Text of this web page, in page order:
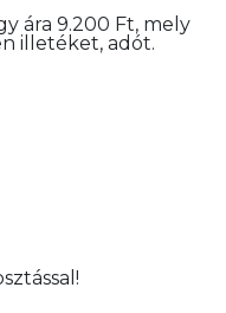
ára 9.200 Ft, mely
illetéket, adót.